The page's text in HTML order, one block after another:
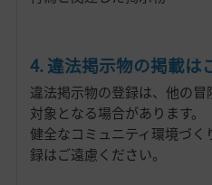
4. 違法掲示物の掲載は
違法掲示物の登録は、他の
対象となる場合があります。
健全なコミュニティ環境づ
録はご遠慮ください。